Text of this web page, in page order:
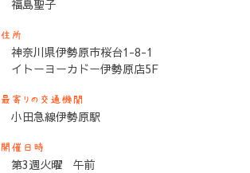
福島聖子
住所
神奈川県伊勢原市桜台1-8-1
イトーヨーカドー伊勢原店5F
最寄りの交通機関
小田急線伊勢原駅
開催日時
第3週火曜 午前